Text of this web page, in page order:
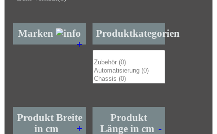
Marken
+
Produktkategorien
Produkt Breite
in cm
+
Produkt
Länge in cm -